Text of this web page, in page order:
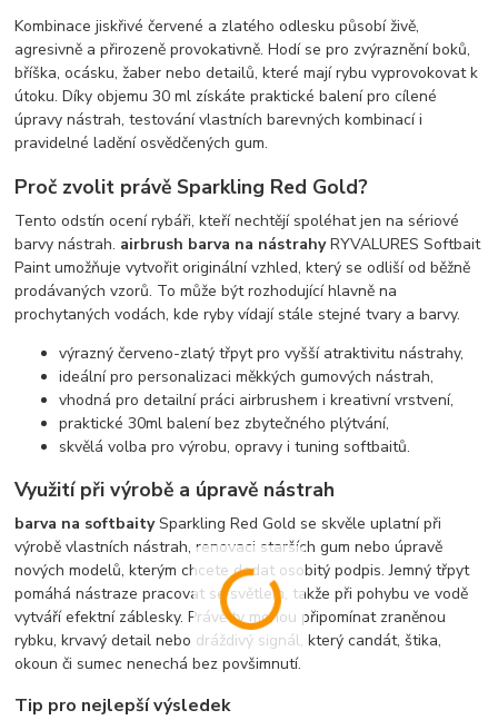
Kombinace jiskřivé červené a zlatého odlesku působí živě,
agresivně a přirozeně provokativně. Hodí se pro zvýraznění boků,
bříška, ocásku, žaber nebo detailů, které mají rybu vyprovokovat k
útoku. Díky objemu 30 ml získáte praktické balení pro cílené
úpravy nástrah, testování vlastních barevných kombinací i
pravidelné ladění osvědčených gum.
Proč zvolit právě Sparkling Red Gold?
Tento odstín ocení rybáři, kteří nechtějí spoléhat jen na sériové
barvy nástrah. airbrush barva na nástrahyRYVALURES Softbait
Paint umožňuje vytvořit originální vzhled, který se odliší od běžně
prodávaných vzorů. To může být rozhodující hlavně na
prochytaných vodách, kde ryby vídají stále stejné tvary a barvy.
výrazný červeno-zlatý třpyt pro vyšší atraktivitu nástrahy,
ideální pro personalizaci měkkých gumových nástrah,
vhodná pro detailní práci airbrushem i kreativní vrstvení,
praktické 30ml balení bez zbytečného plýtvání,
skvělá volba pro výrobu, opravy i tuning softbaitů.
Využití při výrobě a úpravě nástrah
barva na softbaitySparkling Red Gold se skvěle uplatní při
výrobě vlastních nástrah, renovaci starších gum nebo úpravě
nových modelů, kterým chcete dodat osobitý podpis. Jemný třpyt
pomáhá nástraze pracovat se světlem, takže při pohybu ve vodě
vytváří efektní záblesky. Právě ty mohou připomínat zraněnou
rybku, krvavý detail nebo dráždivý signál, který candát, štika,
okoun či sumec nenechá bez povšimnutí.
Tip pro nejlepší výsledek